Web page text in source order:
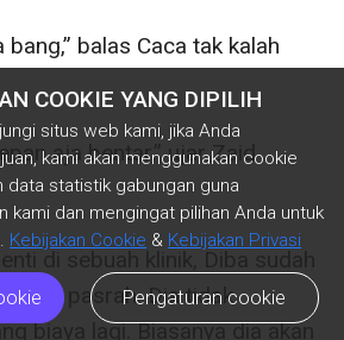
COOKIE YANG DIPILIH
situs web kami, jika Anda
kami akan menggunakan cookie
data statistik gabungan guna
kami dan mengingat pilihan Anda untuk
Kebijakan Cookie & Kebijakan Privasi
Pengaturan cookie